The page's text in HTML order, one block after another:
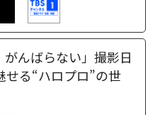
がんばらない」撮影日
る“ハロプロ”の世